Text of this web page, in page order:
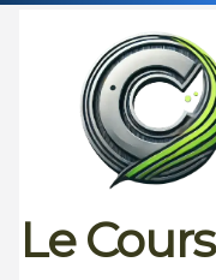
Le Cours